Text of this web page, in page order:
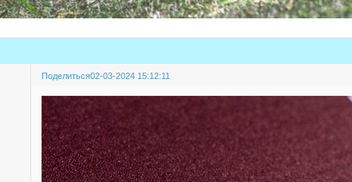
Поделиться02-03-2024 15:12:11